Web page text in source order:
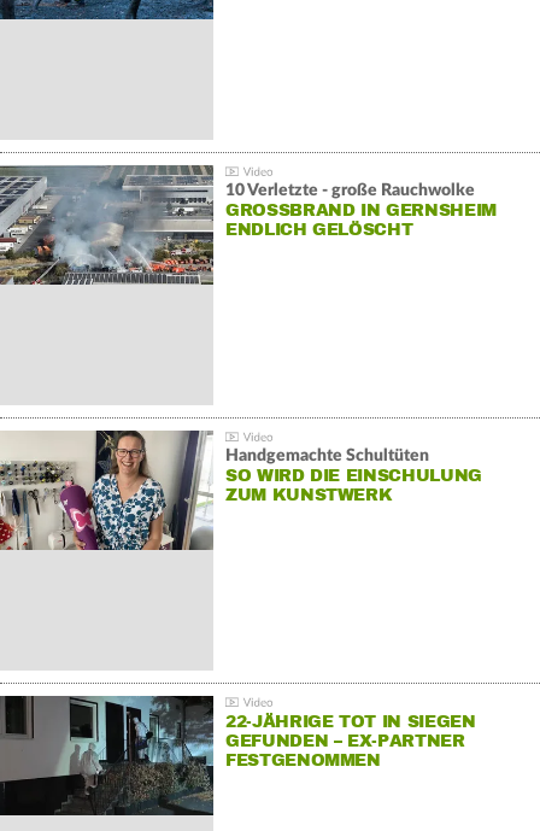
10 Verletzte - große Rauchwolke
GROSSBRAND IN GERNSHEIM E
NDLICH GELÖSCHT
Handgemachte Schultüten
SO WIRD DIE EINSCHULUNG
ZUM KUNSTWERK
22-JÄHRIGE TOT IN SIEGEN
GEFUNDEN – EX-PARTNER
FESTGENOMMEN